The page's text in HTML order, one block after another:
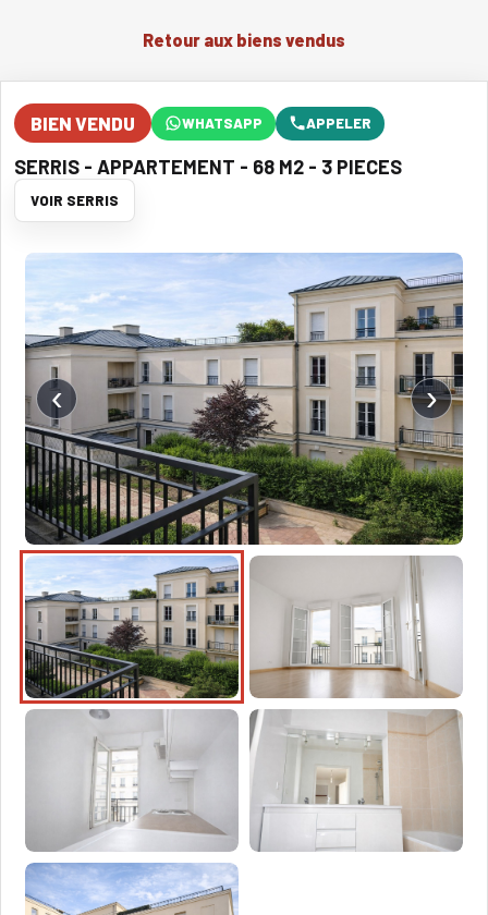
Retour aux biens vendus
BIEN VENDU WHATSAPP APPELER
SERRIS - APPARTEMENT - 68 M2 - 3 PIECES
VOIR SERRIS
‹ ›